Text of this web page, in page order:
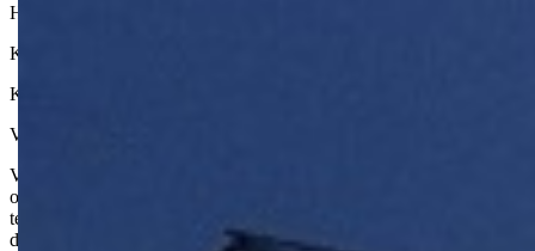
Huwa-San AGRO se može koristiti za čišćenje sistema za vodu i
Koncentracija: (1-2%) ili (0.1-0.2%)
Kako razblaziti: (1-2 lit Huwa-San 50 AGRO/100 lit vode) ili (0.1-
Vreme kontakta: (1-2 sata ) ili (24 sata)
Važno je da ceo sistem bude napunjen propisanom koncentracijom
održavati tokom propisanog vremena kontakta, uz napomenu da se
temeljno isprati kako bi se uklonila sva oslobođena kontaminacija
dok se prisustvo Huwa-San 50 AGRO više ne detektuje u vodi za